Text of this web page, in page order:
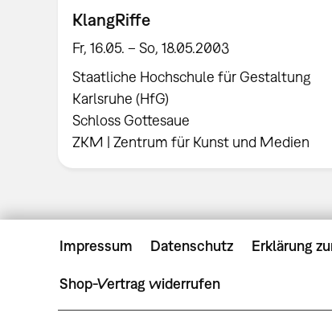
KlangRiffe
Fr, 16.05. – So, 18.05.2003
Staatliche Hochschule für Gestaltung
Karlsruhe (HfG)
Schloss Gottesaue
ZKM | Zentrum für Kunst und Medien
Impressum Datenschutz Erklärung
Shop-Vertrag widerrufen